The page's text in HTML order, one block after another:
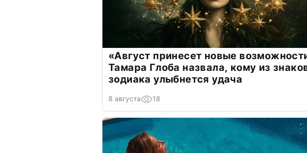
«Август принесет новые
Тамара Глоба назвала, кому из
зодиака улыбнется удача
8 августа 18